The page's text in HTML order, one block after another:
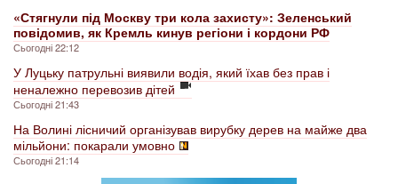
«Стягнули під Москву три кола захисту»: Зеленський
повідомив, як Кремль кинув регіони і кордони РФ
Сьогодні 22:12
У Луцьку патрульні виявили водія, який їхав без прав і
неналежно перевозив дітей
Сьогодні 21:43
На Волині лісничий організував вирубку дерев на майже два
мільйони: покарали умовно
Сьогодні 21:14